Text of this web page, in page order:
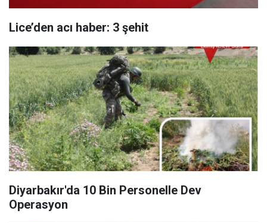
Lice’den acı haber: 3 şehit
Diyarbakır'da 10 Bin Personelle Dev
Operasyon